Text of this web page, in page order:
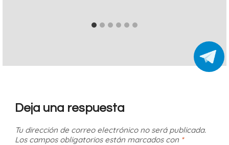
Deja una respuesta
Tu dirección de correo electrónico no será publicada.
Los campos obligatorios están marcados con *